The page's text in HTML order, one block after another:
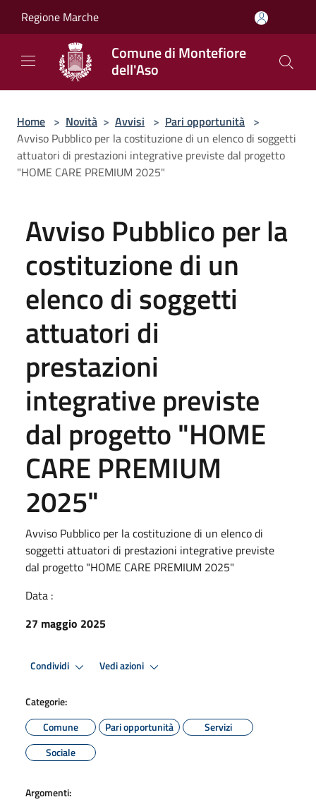
Regione Marche
Comune di Montefiore
dell'Aso
Home > Novità > Avvisi > Pari opportunità >
Avviso Pubblico per la costituzione di un elenco di soggetti
attuatori di prestazioni integrative previste dal progetto
"HOME CARE PREMIUM 2025"
Avviso Pubblico per la
costituzione di un
elenco di soggetti
attuatori di
prestazioni
integrative previste
dal progetto "HOME
CARE PREMIUM
2025"
Avviso Pubblico per la costituzione di un elenco di
soggetti attuatori di prestazioni integrative previste
dal progetto "HOME CARE PREMIUM 2025"
Data :
27 maggio 2025
Condividi Vedi azioni
Categorie:
Comune
Pari opportunità
Servizi
Sociale
Argomenti: